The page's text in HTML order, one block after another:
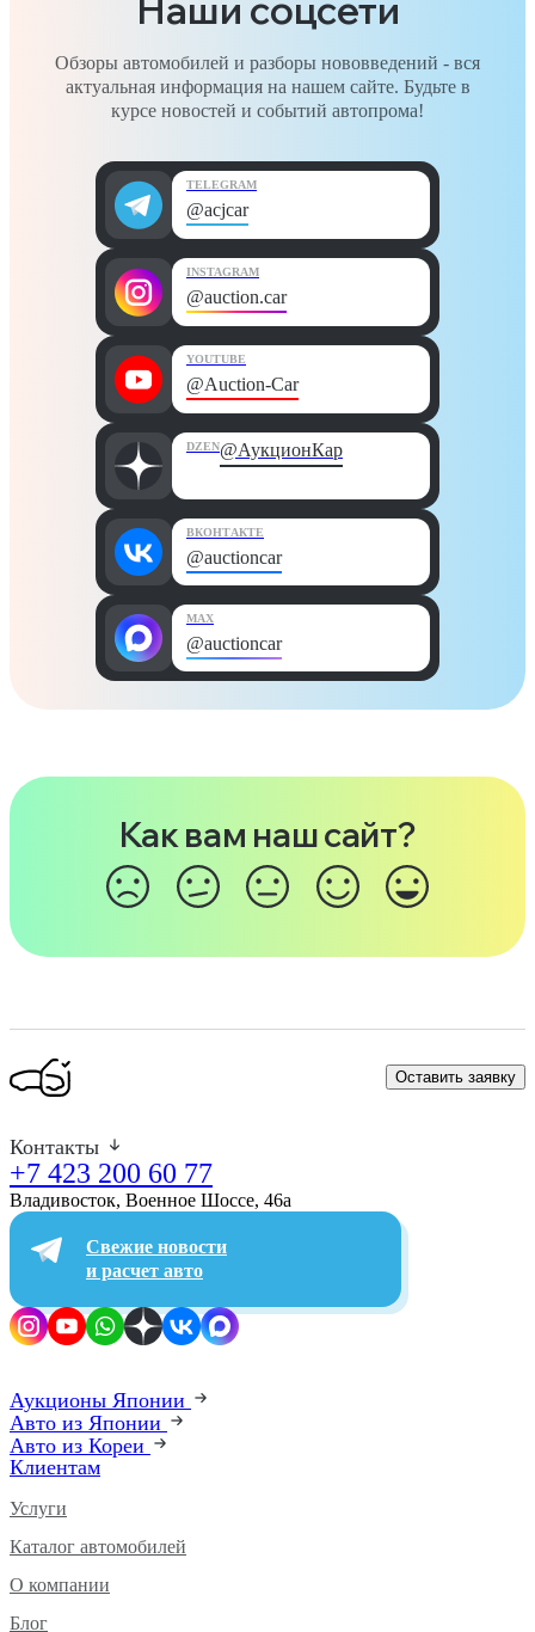
Обзоры автомобилей и разборы нововведений - вся
актуальная информация на нашем сайте. Будьте в
курсе новостей и событий автопрома!
TELEGRAM
@acjcar
INSTAGRAM
@auction.car
YOUTUBE
@Auction-Car
DZEN@АукционКар
ВКОНТАКТЕ
@auctioncar
MAX
@auctioncar
Как вам наш сайт?
Оставить заявку
Контакты
+7 423 200 60 77
Владивосток, Военное Шоссе, 46а​
Свежие новости
и расчет авто
Аукционы Японии
Авто из Японии
Авто из Кореи
Клиентам
Услуги
Каталог автомобилей
О компании
Блог